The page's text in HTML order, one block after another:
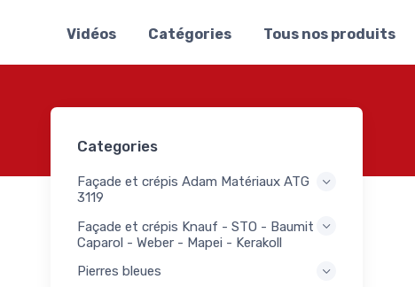
Vidéos Catégories Tous nos produits
Categories
Façade et crépis Adam Matériaux ATG
3119
Façade et crépis Knauf - STO - Baumit -
Caparol - Weber - Mapei - Kerakoll
Pierres bleues